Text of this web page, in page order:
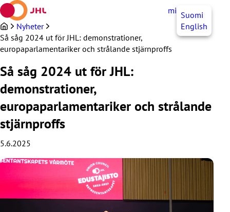
Hoppa
till
innehållet
mittJHL SV
Suomi
English
Nyheter
Så såg 2024 ut för JHL: demonstrationer,
europaparlamentariker och strålande stjärnproffs
Så såg 2024 ut för JHL:
demonstrationer,
europaparlamentariker och strålande
stjärnproffs
5.6.2025